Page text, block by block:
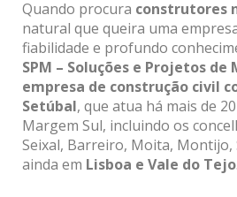
Quando procura construtores
natural que queira uma
fiabilidade e profundo
SPM – Soluções e Projetos de
empresa de construção civil
Setúbal, que atua há mais de
Margem Sul, incluindo os
Seixal, Barreiro, Moita, Montijo,
ainda em Lisboa e Vale do Tejo.